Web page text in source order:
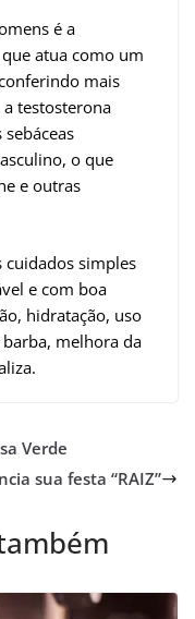
é a
atua como um
mais
testosterona
o que
e outras
cuidados simples
e com boa
hidratação, uso
melhora da
Verde
sua festa “RAIZ”